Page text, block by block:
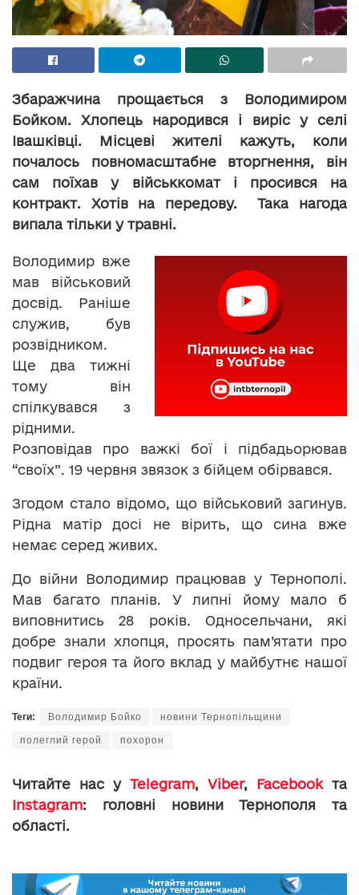
Збаражчина прощається з Володимиром
Бойком. Хлопець народився і виріс у селі
Івашківці. Місцеві жителі кажуть, коли
почалось повномасштабне вторгнення, він
сам поїхав у військкомат і просився на
контракт. Хотів на передову. Така нагода
випала тільки у травні.
Володимир вже
мав військовий
досвід. Раніше
служив, був
розвідником.
Ще два тижні
тому він
спілкувався з
рідними.
Розповідав про важкі бої і підбадьорював
“своїх”. 19 червня звязок з бійцем обірвався.
Згодом стало відомо, що військовий загинув.
Рідна матір досі не вірить, що сина вже
немає серед живих.
До війни Володимир працював у Тернополі.
Мав багато планів. У липні йому мало б
виповнитись 28 років. Односельчани, які
добре знали хлопця, просять пам’ятати про
подвиг героя та його вклад у майбутнє нашої
країни.
Теги: Володимир Бойко новини Тернопільщини
полеглий герой похорон
Читайте нас у Telegram, Viber, Facebookта
Instagram: головні новини Тернополя та
області.